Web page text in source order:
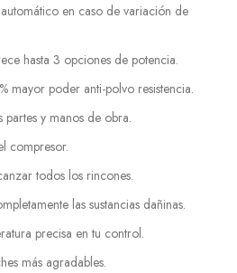
en caso de variación de
hasta 3 opciones de potencia.
mayor poder anti-polvo resistencia.
partes y manos de obra.
compresor.
todos los rincones.
las sustancias dañinas.
precisa en tu control.
más agradables.